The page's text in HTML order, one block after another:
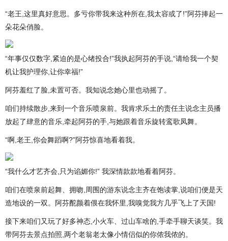
“老王,这里真好意思。多亏你带我来这种所在,我太容或了!”阿芬捧起一
朵花朵俏脸。
“年事仅仅数字,紧迫的是心绪投合!”我执起阿芬的手说,“请给我一个契
机让我护理你,让你幸福!”
阿芬羞红了脸,未置可否。我知说念她心里也动摇了。
咱们持续散步,来到一个音乐喷泉前。我肯求乐土的责任主说念主员播
放起了肆意的音乐,牵起阿芬的手,与她跟着音乐旋转鸾歌凤舞。
“啊,老王,你会舞蹈啊?”阿芬惊喜地看着我。
“我什么才艺齐会,只为谄媚你!” 我深情款款地看着阿芬。
咱们在喷泉前起舞、拥吻,周围的游东说念主齐在饱读掌,说咱们便是天
造地设的一双。阿芬酡颜着偎在我怀里,我嗅觉我方几乎飞上了天国!
接下来咱们又玩了好多神态,小火车、过山车啥的,手牵手聊天谈笑。我
带阿芬去景点拍照,两个老翁老太像小情侣似的你侬我侬的。